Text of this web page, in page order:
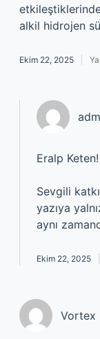
alkil hidrojen
Ekim 22, 2025
Eralp Keten!
Sevgili
yazıya
aynı
Ekim 22, 2025
Vortex